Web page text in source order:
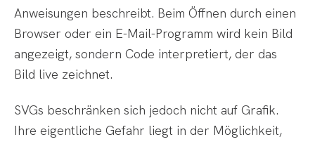
Anweisungen beschreibt. Beim Öffnen durch einen
Browser oder ein E-Mail-Programm wird kein Bild
angezeigt, sondern Code interpretiert, der das
Bild live zeichnet.
SVGs beschränken sich jedoch nicht auf Grafik.
Ihre eigentliche Gefahr liegt in der Möglichkeit,